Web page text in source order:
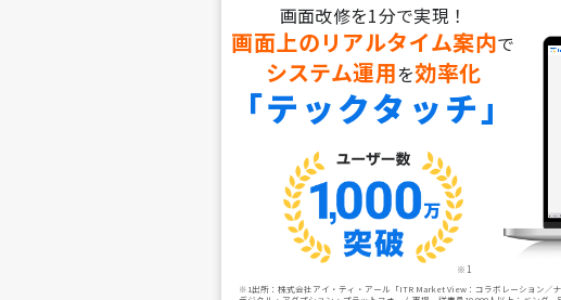
画面改修を1分で実現！
画面上のリアルタイム案内で
システム運用を効率化
「テックタッチ」
※1
※1出所：株式会社アイ・ティ・アール「ITR Market View：コラボレーション／ナ